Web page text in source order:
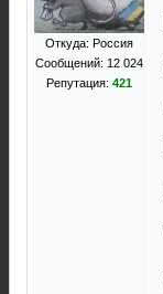
Откуда: Россия
Сообщений: 12 024
Репутация: 421